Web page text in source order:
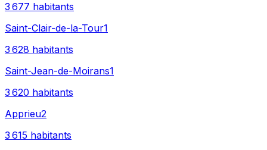
3 677 habitants
Saint-Clair-de-la-Tour1
3 628 habitants
Saint-Jean-de-Moirans1
3 620 habitants
Apprieu2
3 615 habitants